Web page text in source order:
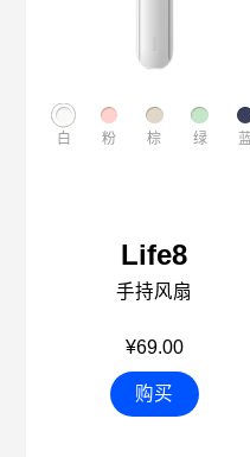
白 粉 棕 绿 蓝
Life8
手持风扇
¥69.00
购买